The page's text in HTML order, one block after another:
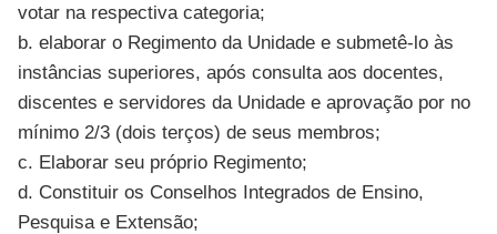
votar na respectiva categoria;
b. elaborar o Regimento da Unidade e submetê-lo às
instâncias superiores, após consulta aos docentes,
discentes e servidores da Unidade e aprovação por no
mínimo 2/3 (dois terços) de seus membros;
c. Elaborar seu próprio Regimento;
d. Constituir os Conselhos Integrados de Ensino,
Pesquisa e Extensão;